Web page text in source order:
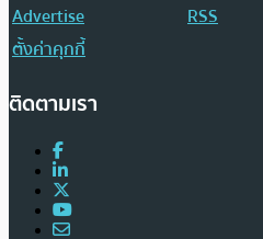
Advertise
RSS
ตั้งค่าคุกกี้
ติดตามเรา